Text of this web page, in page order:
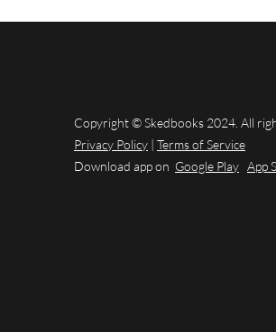
Copyright © Skedbooks 2024. All
Privacy Policy Terms of Service
Download app on Google Play App